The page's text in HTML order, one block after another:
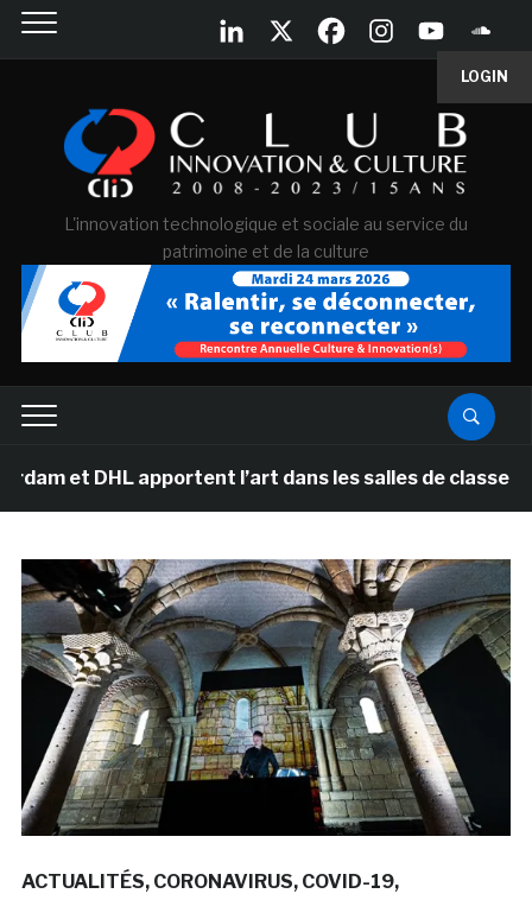
LOGIN
L'innovation technologique et sociale au service du
patrimoine et de la culture
DHL apportent l’art dans les salles de classe des
ACTUALITÉS CORONAVIRUS COVID-19